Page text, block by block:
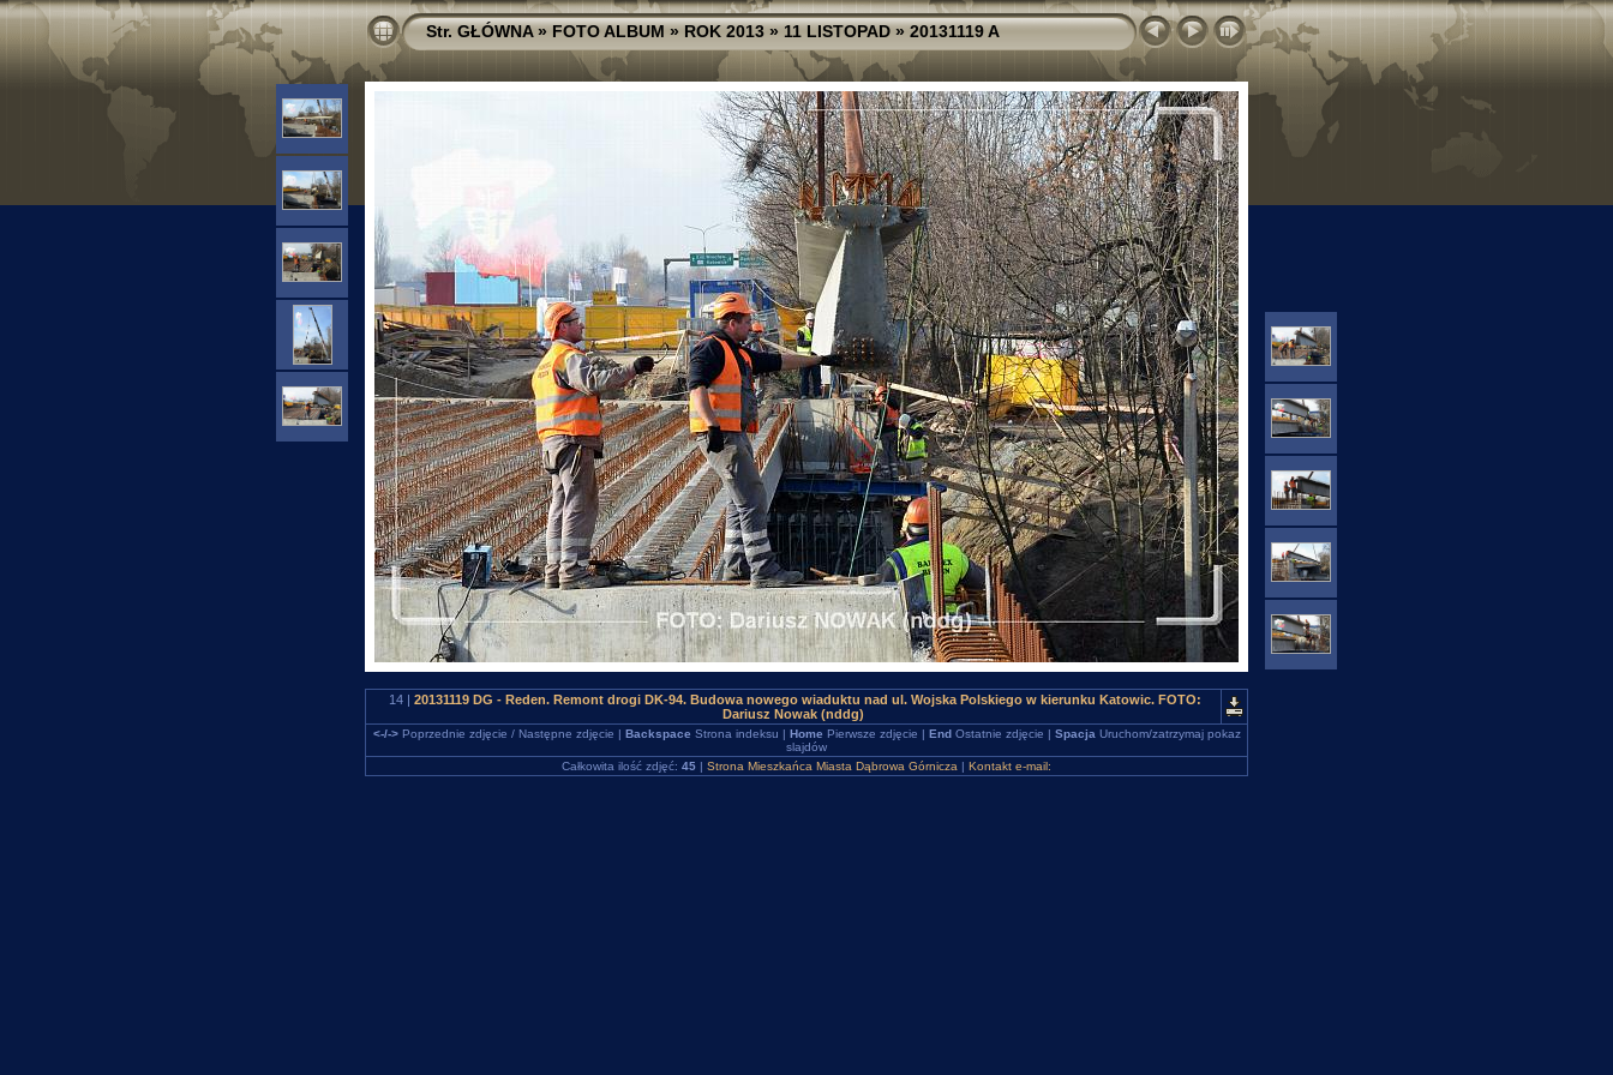
Str. GŁÓWNA»FOTO ALBUM»ROK 2013»11 LISTOPAD»20131119 A
14 | 20131119 DG - Reden. Remont drogi DK-94. Budowa nowego wiaduktu nad ul. Wojska Polskiego w kierunku Katowic. FOTO:
Dariusz Nowak (nddg)
<-/->Poprzednie zdjęcie / Następne zdjęcie | Backspace Strona indeksu | Home Pierwsze zdjęcie | EndOstatnie zdjęcie | Spacja Uruchom/zatrzymaj pokaz
slajdów
Całkowita ilość zdjęć: 45 | Strona Mieszkańca Miasta Dąbrowa Górnicza | Kontakt e-mail: